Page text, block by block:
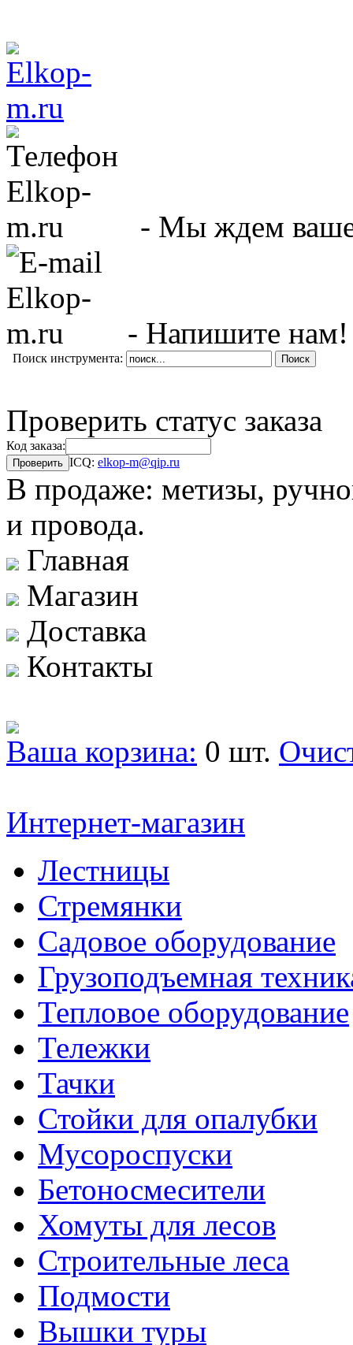
- Мы ждем
- Напишите нам!
Поиск инструмента:
Проверить статус заказа
Код заказа:
ICQ: elkop-m@qip.ru
В продаже: метизы,
и провода.
Главная
Магазин
Доставка
Контакты
Ваша корзина: 0 шт.
Интернет-магазин
Лестницы
Стремянки
Садовое оборудование
Грузоподъемная
Тепловое оборудование
Тележки
Тачки
Стойки для опалубки
Мусороспуски
Бетоносмесители
Хомуты для лесов
Строительные леса
Подмости
Вышки туры